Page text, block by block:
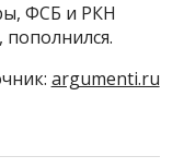
ФСБ и РКН
пополнился.
argumenti.ru